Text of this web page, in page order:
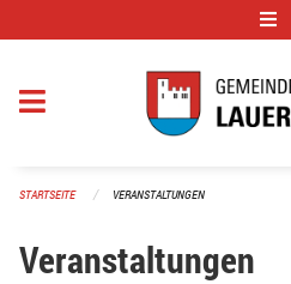
STARTSEITE VERANSTALTUNGEN
Veranstaltungen